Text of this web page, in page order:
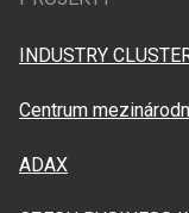
INDUSTRY
Centrum
ADAX